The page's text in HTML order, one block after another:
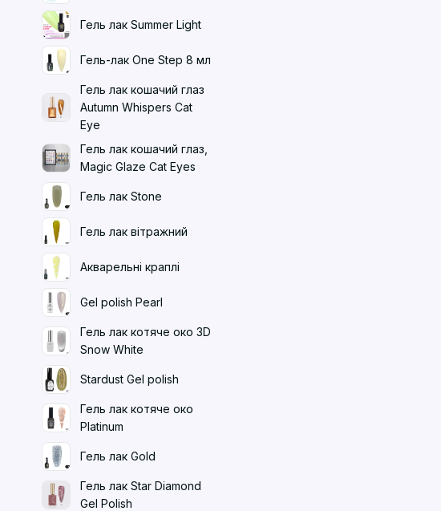
Гель лак Summer Light
Гель-лак One Step 8 мл
Гель лак кошачий глаз
Autumn Whispers Cat
Eye
Гель лак кошачий глаз,
Magic Glaze Cat Eyes
Гель лак Stone
Гель лак вітражний
Акварельні краплі
Gel polish Pearl
Гель лак котяче око 3D
Snow White
Stardust Gel polish
Гель лак котяче око
Platinum
Гель лак Gold
Гель лак Star Diamond
Gel Polish